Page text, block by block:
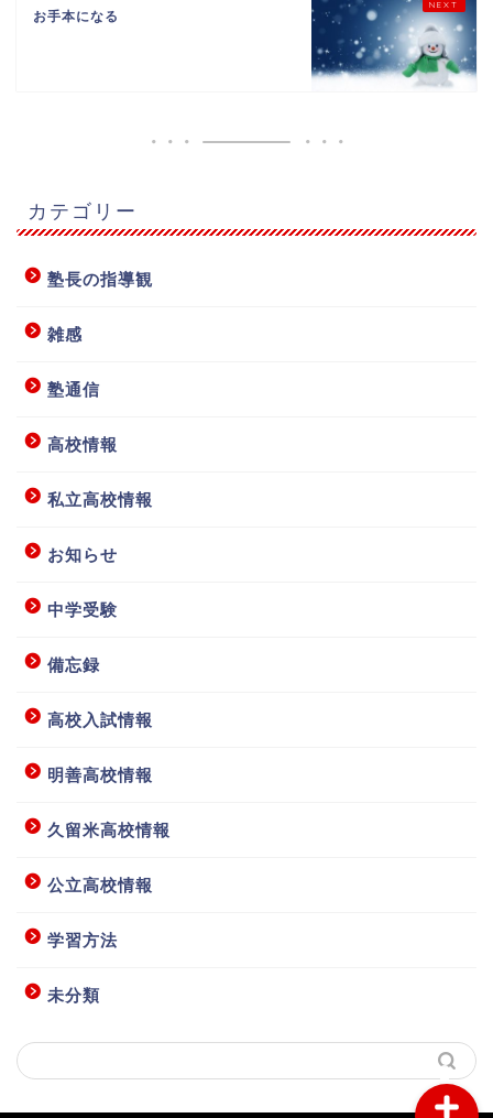
お手本になる
カテゴリー
塾長の指導観
雑感
塾通信
高校情報
私立高校情報
お知らせ
中学受験
備忘録
高校入試情報
明善高校情報
久留米高校情報
公立高校情報
学習方法
未分類